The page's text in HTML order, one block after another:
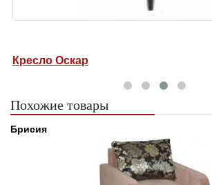
Кресло Оскар
Похожие товары
Брисия